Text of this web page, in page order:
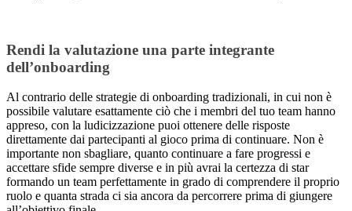
Rendi la valutazione una parte integrante
dell’onboarding
Al contrario delle strategie di onboarding tradizionali, in cui non è
possibile valutare esattamente ciò che i membri del tuo team hanno
appreso, con la ludicizzazione puoi ottenere delle risposte
direttamente dai partecipanti al gioco prima di continuare. Non è
importante non sbagliare, quanto continuare a fare progressi e
accettare sfide sempre diverse e in più avrai la certezza di star
formando un team perfettamente in grado di comprendere il proprio
ruolo e quanta strada ci sia ancora da percorrere prima di giungere